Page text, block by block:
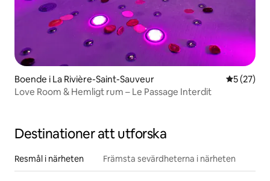
Boende i La Rivière-Saint-Sauveur 5 av 5 i
5 (27)
Love Room & Hemligt rum – Le Passage Interdit
Destinationer att utforska
Resmål i närheten Främsta sevärdheterna i närheten